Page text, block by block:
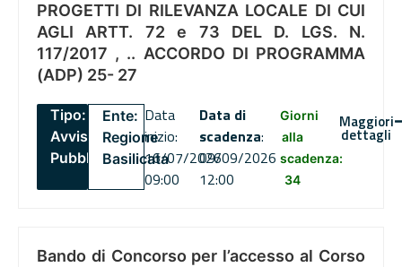
PROGETTI DI RILEVANZA LOCALE DI CUI
AGLI ARTT. 72 e 73 DEL D. LGS. N.
117/2017 , .. ACCORDO DI PROGRAMMA
(ADP) 25- 27
Tipo:
Avviso
Pubblico
Ente:
Regione
Basilicata
Data
inizio:
16/07/2026
09:00
Data di
scadenza:
09/09/2026
12:00
Giorni
alla
scadenza:
34
Maggiori
dettagli
Bando di Concorso per l’accesso al Corso